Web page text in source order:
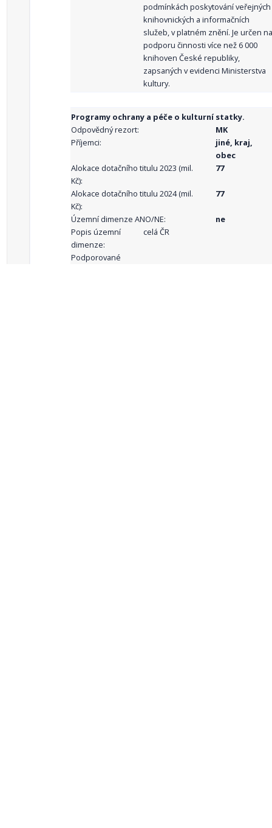
podmínkách poskytování veřejných
knihovnických a informačních
služeb, v platném znění. Je určen na
podporu činnosti více než 6 000
knihoven České republiky,
zapsaných v evidenci Ministerstva
kultury.
Programy ochrany a péče o kulturní statky.
Odpovědný rezort:
MK
Příjemci:
jiné, kraj,
obec
Alokace dotačního titulu 2023 (mil.
Kč):
77
Alokace dotačního titulu 2024 (mil.
Kč):
77
Územní dimenze ANO/NE:
ne
Popis územní
dimenze:
celá ČR
Podporované